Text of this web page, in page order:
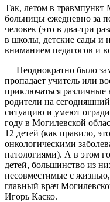
Так, летом в травмпункт
больницы ежедневно за
человек (это в два-три
в школы, детские сады и
вниманием педагогов и
— Неоднократно было
пропадает учитель или
приключаться
родители на
ситуацию и умеют
году в Могилевской
12 детей (как правило,
онкологическими
патологиями). А в этом
детей, большинство из
несовместимые с
главный врач
Игорь Каско.